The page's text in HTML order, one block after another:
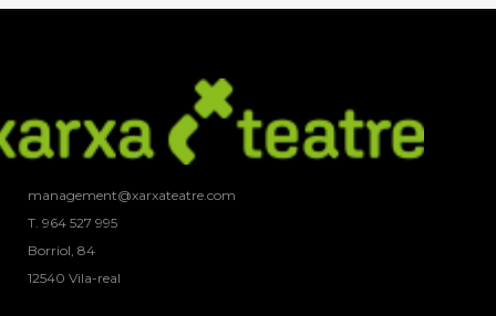
management@xarxateatre.com
T. ‭964 527 995
Borriol, 84
12540 Vila-real